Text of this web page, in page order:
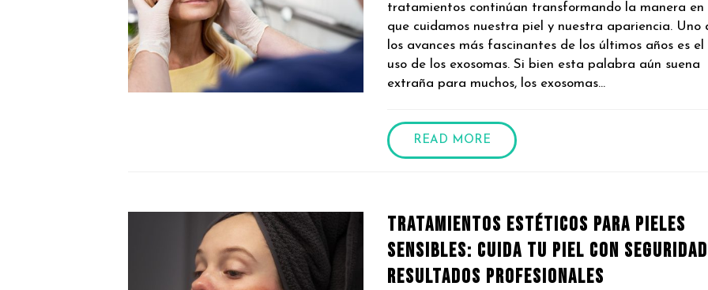
tratamientos continúan transformando la manera en
que cuidamos nuestra piel y nuestra apariencia. Uno
los avances más fascinantes de los últimos años es el
uso de los exosomas. Si bien esta palabra aún suena
extraña para muchos, los exosomas...
READ MORE
Tratamientos Estéticos para Pieles
Sensibles: Cuida Tu Piel con
Resultados Profesionales